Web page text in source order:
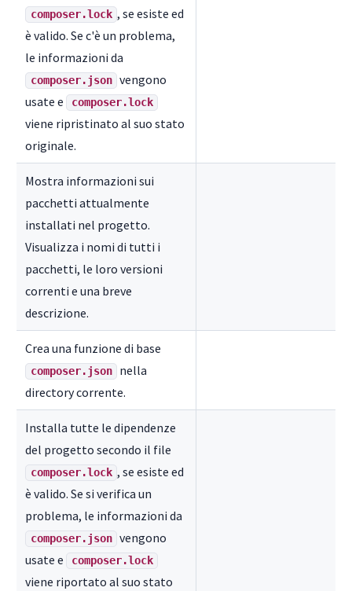
composer.lock , se esiste ed
è valido. Se c'è un problema,
le informazioni da
composer.json vengono
usate e
composer.lock
viene ripristinato al suo stato
originale.
Mostra informazioni sui
pacchetti attualmente
installati nel progetto.
Visualizza i nomi di tutti i
pacchetti, le loro versioni
correnti e una breve
descrizione.
Crea una funzione di base
composer.json
nella
directory corrente.
Installa tutte le dipendenze
del progetto secondo il file
composer.lock , se esiste ed
è valido. Se si verifica un
problema, le informazioni da
composer.json vengono
usate e
composer.lock
viene riportato al suo stato